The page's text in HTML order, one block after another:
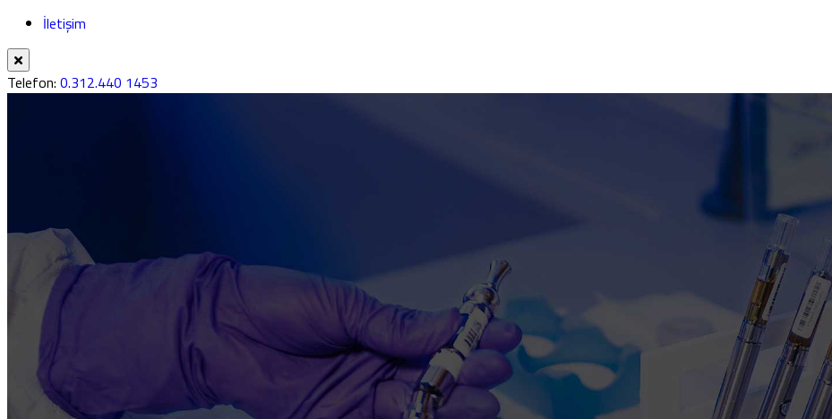
İletişim
Telefon: 0.312.440 1453